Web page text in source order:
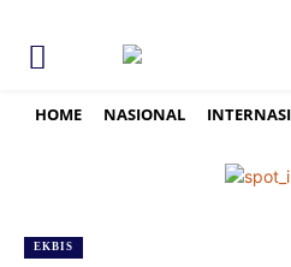
HOME NASIONAL
EKBIS